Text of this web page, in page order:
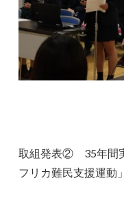
取組発表② 35年間
フリカ難民支援運動」